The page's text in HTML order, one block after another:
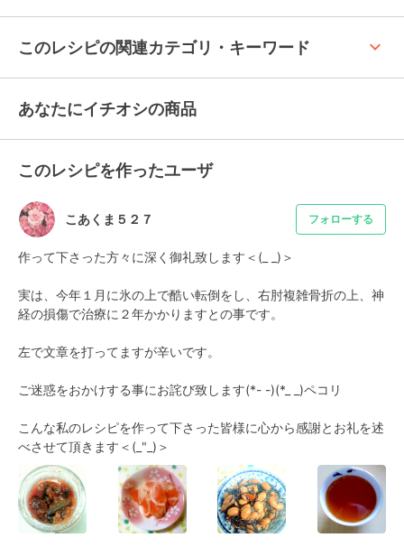
このレシピの関連カテゴリ・キーワード keyboard_arrow_up
あなたにイチオシの商品
このレシピを作ったユーザ
こあくま５２７ フォローする
作って下さった方々に深く御礼致します＜(_ _)＞
実は、今年１月に氷の上で酷い転倒をし、右肘複雑骨折の上、神
経の損傷で治療に２年かかりますとの事です。
左で文章を打ってますが辛いです。
ご迷惑をおかけする事にお詫び致します(*- -)(*_ _)ペコリ
こんな私のレシピを作って下さった皆様に心から感謝とお礼を述
べさせて頂きます＜(_"_)＞